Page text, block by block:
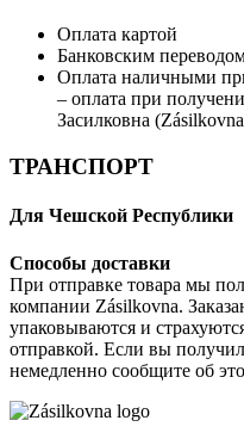
Оплата картой
Банковским
Оплата наличными
– оплата при
Засилковна
ТРАНСПОРТ
Для Чешской Республики
Способы доставки
При отправке товара мы
компании Zásilkovna.
упаковываются и
отправкой. Если вы
немедленно сообщите об